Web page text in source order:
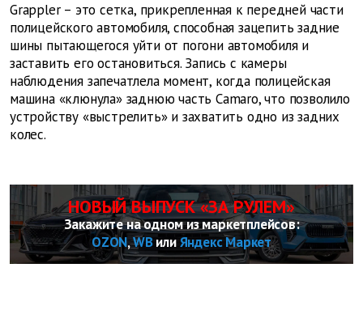
Grappler – это сетка, прикрепленная к передней части
полицейского автомобиля, способная зацепить задние
шины пытающегося уйти от погони автомобиля и
заставить его остановиться. Запись с камеры
наблюдения запечатлела момент, когда полицейская
машина «клюнула» заднюю часть Camaro, что позволило
устройству «выстрелить» и захватить одно из задних
колес.
НОВЫЙ ВЫПУСК «ЗА РУЛЕМ»
Закажите на одном из маркетплейсов:
OZON,WBилиЯндекс Маркет